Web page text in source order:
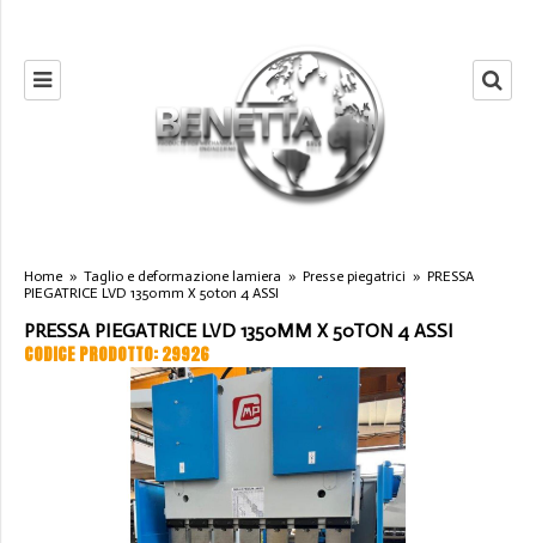
Home » Taglio e deformazione lamiera » Presse piegatrici » PRESSA
PIEGATRICE LVD 1350mm X 50ton 4 ASSI
PRESSA PIEGATRICE LVD 1350MM X 50TON 4 ASSI
CODICE PRODOTTO: 29926